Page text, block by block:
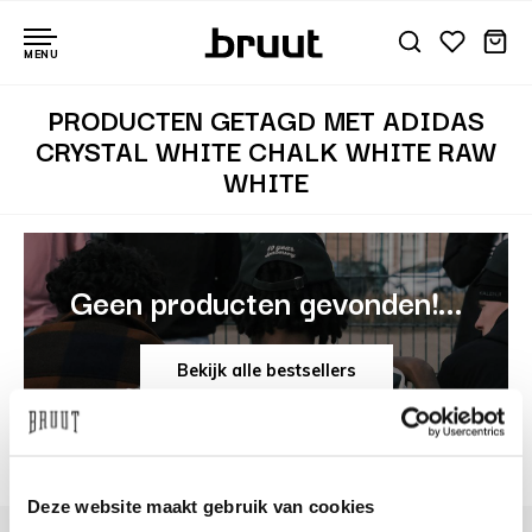
Deze website maakt gebruik van cookies
MENU
PRODUCTEN GETAGD MET ADIDAS
CRYSTAL WHITE CHALK WHITE RAW
WHITE
Geen producten gevonden!...
Bekijk alle bestsellers